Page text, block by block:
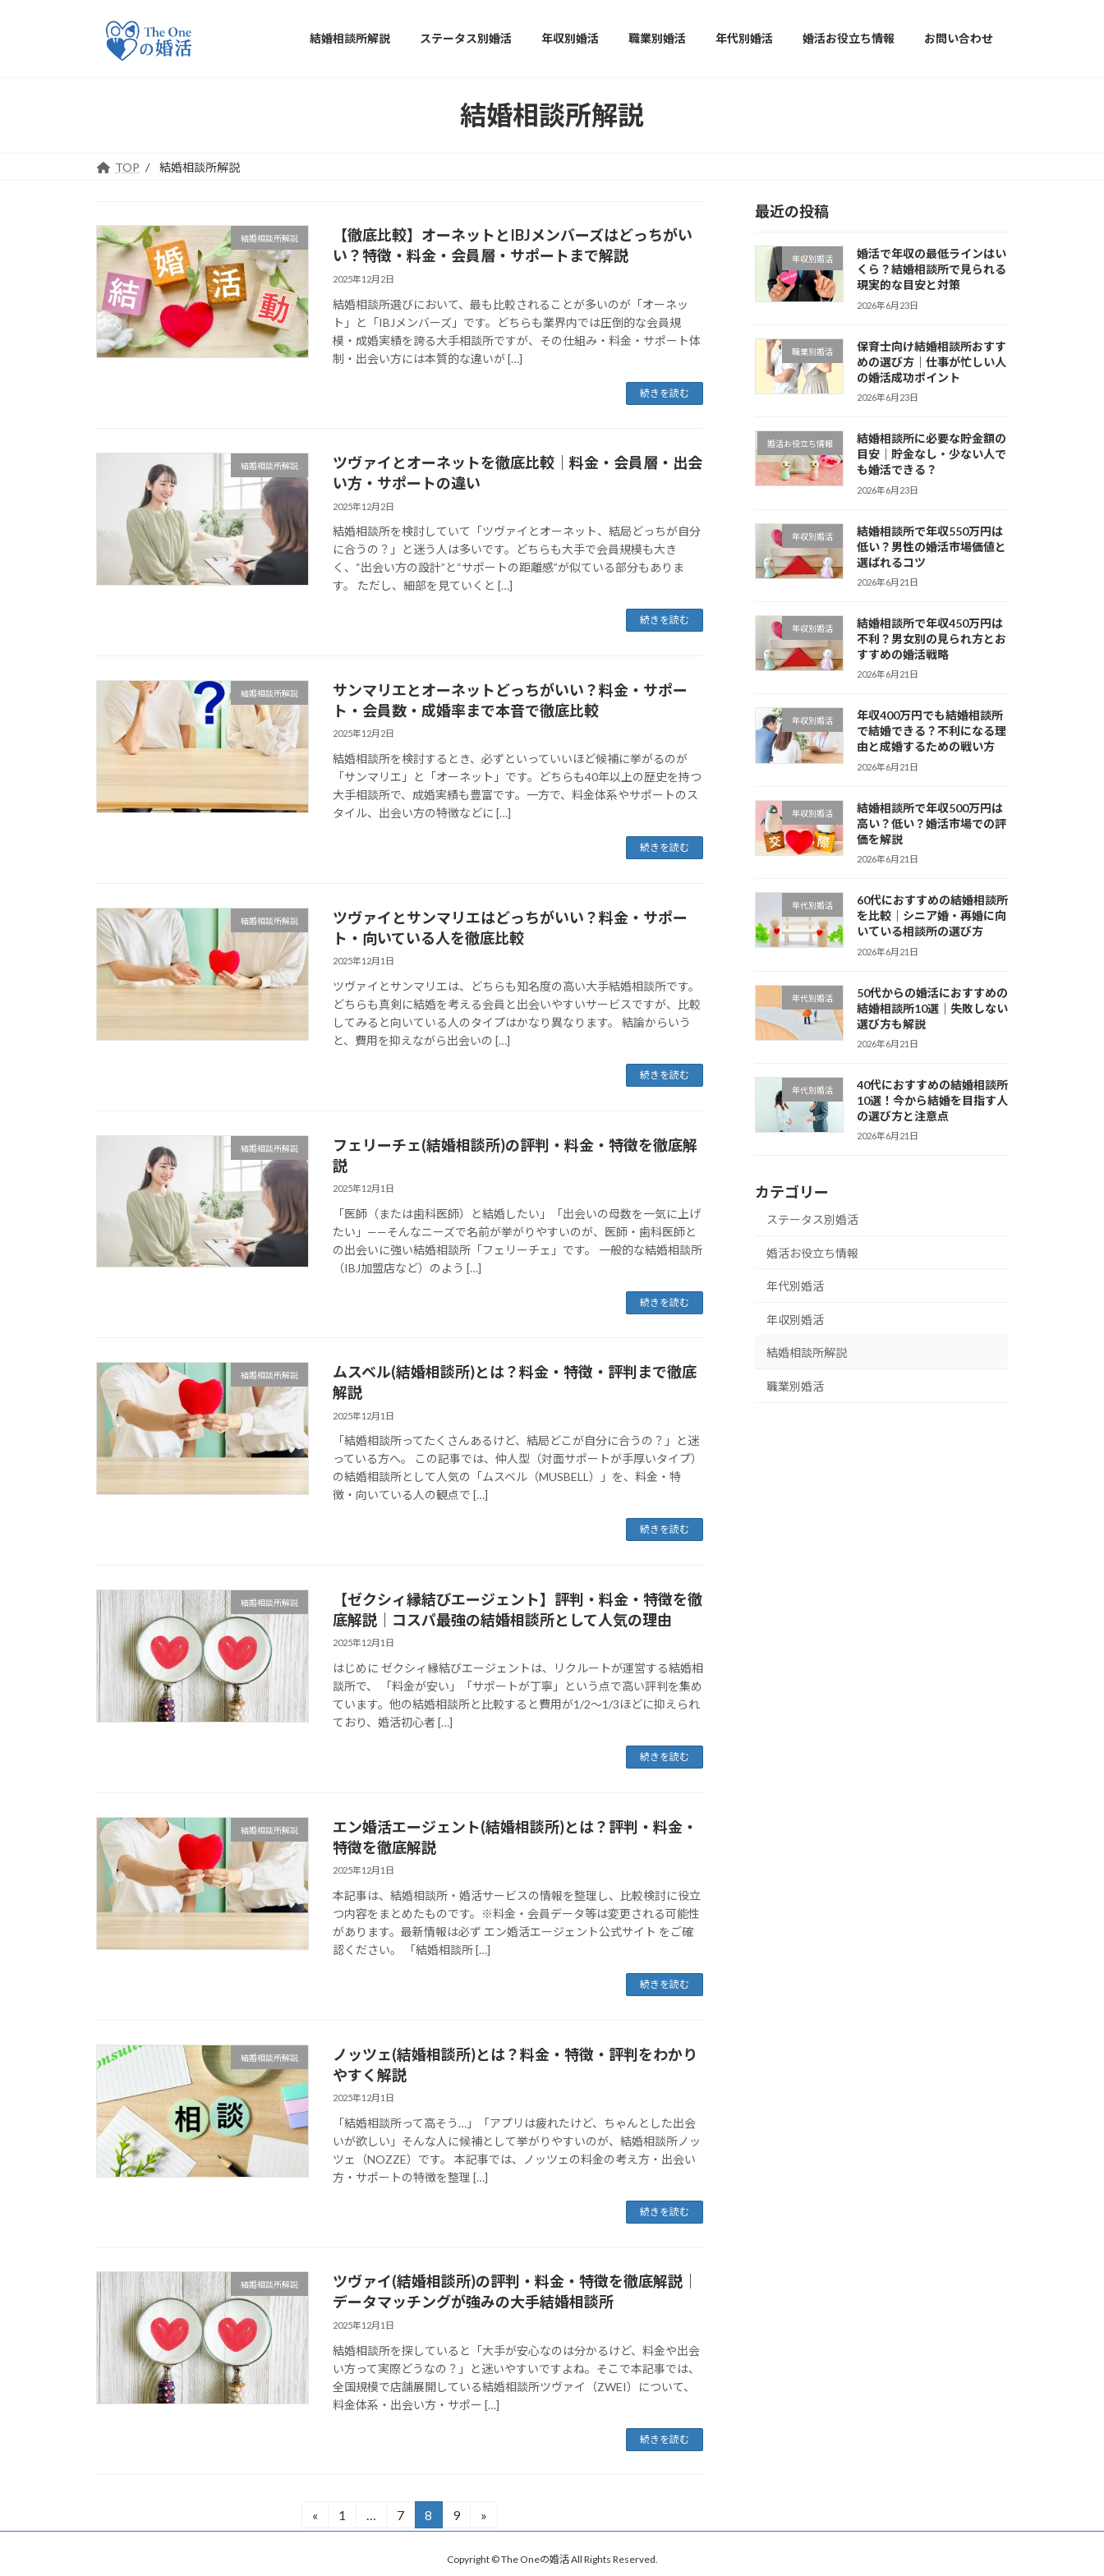
結婚相談所解説 ステータス別婚活 年収別婚活 職業別婚活 年代別婚活 婚活お役立ち情報 お問い合わせ
結婚相談所解説
TOP 結婚相談所解説
結婚相談所解説
【徹底比較】オーネットとIBJメンバーズはどっちがい
い？特徴・料金・会員層・サポートまで解説
2025年12月2日
結婚相談所選びにおいて、最も比較されることが多いのが「オーネッ
ト」と「IBJメンバーズ」です。どちらも業界内では圧倒的な会員規
模・成婚実績を誇る大手相談所ですが、その仕組み・料金・サポート体
制・出会い方には本質的な違いが […]
続きを読む
結婚相談所解説
ツヴァイとオーネットを徹底比較｜料金・会員層・出会
い方・サポートの違い
2025年12月2日
結婚相談所を検討していて「ツヴァイとオーネット、結局どっちが自分
に合うの？」と迷う人は多いです。どちらも大手で会員規模も大き
く、“出会い方の設計”と“サポートの距離感”が似ている部分もありま
す。 ただし、細部を見ていくと […]
続きを読む
結婚相談所解説
サンマリエとオーネットどっちがいい？料金・サポー
ト・会員数・成婚率まで本音で徹底比較
2025年12月2日
結婚相談所を検討するとき、必ずといっていいほど候補に挙がるのが
「サンマリエ」と「オーネット」です。どちらも40年以上の歴史を持つ
大手相談所で、成婚実績も豊富です。一方で、料金体系やサポートのス
タイル、出会い方の特徴などに […]
続きを読む
結婚相談所解説
ツヴァイとサンマリエはどっちがいい？料金・サポー
ト・向いている人を徹底比較
2025年12月1日
ツヴァイとサンマリエは、どちらも知名度の高い大手結婚相談所です。
どちらも真剣に結婚を考える会員と出会いやすいサービスですが、比較
してみると向いている人のタイプはかなり異なります。 結論からいう
と、費用を抑えながら出会いの […]
続きを読む
結婚相談所解説
フェリーチェ(結婚相談所)の評判・料金・特徴を徹底解
説
2025年12月1日
「医師（または歯科医師）と結婚したい」「出会いの母数を一気に上げ
たい」——そんなニーズで名前が挙がりやすいのが、医師・歯科医師と
の出会いに強い結婚相談所「フェリーチェ」です。 一般的な結婚相談所
（IBJ加盟店など）のよう […]
続きを読む
結婚相談所解説
ムスベル(結婚相談所)とは？料金・特徴・評判まで徹底
解説
2025年12月1日
「結婚相談所ってたくさんあるけど、結局どこが自分に合うの？」と迷
っている方へ。 この記事では、仲人型（対面サポートが手厚いタイプ）
の結婚相談所として人気の「ムスベル（MUSBELL）」を、料金・特
徴・向いている人の観点で […]
続きを読む
結婚相談所解説
【ゼクシィ縁結びエージェント】評判・料金・特徴を徹
底解説｜コスパ最強の結婚相談所として人気の理由
2025年12月1日
はじめに ゼクシィ縁結びエージェントは、リクルートが運営する結婚相
談所で、 「料金が安い」「サポートが丁寧」という点で高い評判を集め
ています。他の結婚相談所と比較すると費用が1/2〜1/3ほどに抑えられ
ており、婚活初心者 […]
続きを読む
結婚相談所解説
エン婚活エージェント(結婚相談所)とは？評判・料金・
特徴を徹底解説
2025年12月1日
本記事は、結婚相談所・婚活サービスの情報を整理し、比較検討に役立
つ内容をまとめたものです。※料金・会員データ等は変更される可能性
があります。最新情報は必ず エン婚活エージェント公式サイト をご確
認ください。 「結婚相談所 […]
続きを読む
結婚相談所解説
ノッツェ(結婚相談所)とは？料金・特徴・評判をわかり
やすく解説
2025年12月1日
「結婚相談所って高そう…」「アプリは疲れたけど、ちゃんとした出会
いが欲しい」そんな人に候補として挙がりやすいのが、結婚相談所ノッ
ツェ（NOZZE）です。 本記事では、ノッツェの料金の考え方・出会い
方・サポートの特徴を整理 […]
続きを読む
結婚相談所解説
ツヴァイ(結婚相談所)の評判・料金・特徴を徹底解説｜
データマッチングが強みの大手結婚相談所
2025年12月1日
結婚相談所を探していると「大手が安心なのは分かるけど、料金や出会
い方って実際どうなの？」と迷いやすいですよね。そこで本記事では、
全国規模で店舗展開している結婚相談所ツヴァイ（ZWEI）について、
料金体系・出会い方・サポー […]
続きを読む
«
固
定
1 …
固
定
7
固
定
8
固
定
ペ
9 »
最近の投稿
年収別婚活
婚活で年収の最低ラインはい
くら？結婚相談所で見られる
現実的な目安と対策
2026年6月23日
職業別婚活
保育士向け結婚相談所おすす
めの選び方｜仕事が忙しい人
の婚活成功ポイント
2026年6月23日
婚活お役立ち情報
結婚相談所に必要な貯金額の
目安｜貯金なし・少ない人で
も婚活できる？
2026年6月23日
年収別婚活
結婚相談所で年収550万円は
低い？男性の婚活市場価値と
選ばれるコツ
2026年6月21日
年収別婚活
結婚相談所で年収450万円は
不利？男女別の見られ方とお
すすめの婚活戦略
2026年6月21日
年収別婚活
年収400万円でも結婚相談所
で結婚できる？不利になる理
由と成婚するための戦い方
2026年6月21日
年収別婚活
結婚相談所で年収500万円は
高い？低い？婚活市場での評
価を解説
2026年6月21日
年代別婚活
60代におすすめの結婚相談所
を比較｜シニア婚・再婚に向
いている相談所の選び方
2026年6月21日
年代別婚活
50代からの婚活におすすめの
結婚相談所10選｜失敗しない
選び方も解説
2026年6月21日
年代別婚活
40代におすすめの結婚相談所
10選！今から結婚を目指す人
の選び方と注意点
2026年6月21日
カテゴリー
ステータス別婚活
婚活お役立ち情報
年代別婚活
年収別婚活
結婚相談所解説
職業別婚活
Copyright © The Oneの婚活 All Rights Reserved.